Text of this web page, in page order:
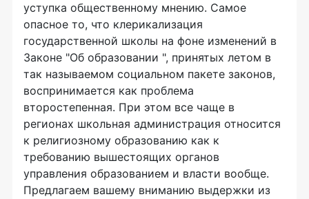
уступка общественному мнению. Самое
опасное то, что клерикализация
государственной школы на фоне изменений в
Законе "Об образовании ", принятых летом в
так называемом социальном пакете законов,
воспринимается как проблема
второстепенная. При этом все чаще в
регионах школьная администрация относится
к религиозному образованию как к
требованию вышестоящих органов
управления образованием и власти вообще.
Предлагаем вашему вниманию выдержки из